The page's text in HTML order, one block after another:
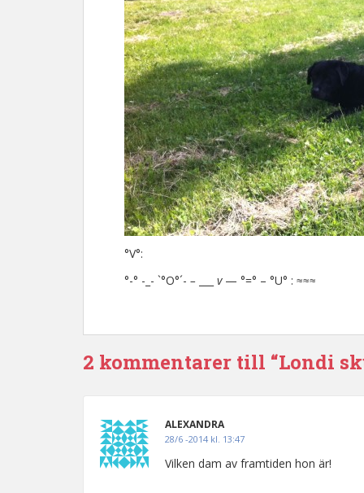
°V°:
°-° -_- `°O°´- – v— °=° – °U° : ≈≈≈
2 kommentarer till “Londi
ALEXANDRA
28/6 -2014 kl. 13:47
Vilken dam av framtiden hon är!